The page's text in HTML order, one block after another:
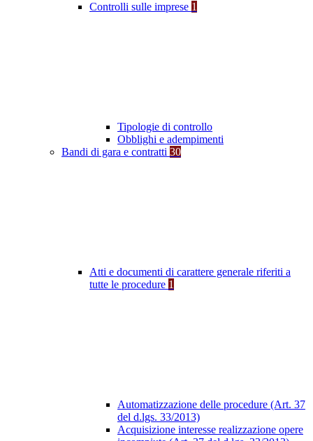
Controlli sulle imprese 1
Tipologie di controllo
Obblighi e adempimenti
Bandi di gara e contratti 30
Atti e documenti di carattere generale riferiti a
tutte le procedure 1
Automatizzazione delle procedure (Art. 37
del d.lgs. 33/2013)
Acquisizione interesse realizzazione opere